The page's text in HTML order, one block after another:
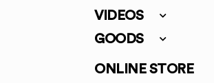
VIDEOS
GOODS
ONLINE STORE